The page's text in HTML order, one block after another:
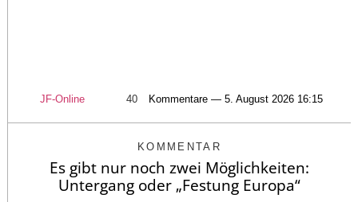
JF-Online 40 Kommentare — 5. August 2026 16:15
KOMMENTAR
Es gibt nur noch zwei Möglichkeiten:
Untergang oder „Festung Europa“